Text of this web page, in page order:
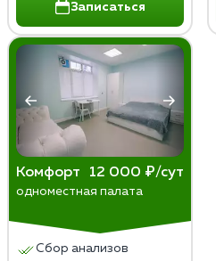
Записаться
Комфорт 12 000 ₽/сут
одноместная палата
Сбор анализов